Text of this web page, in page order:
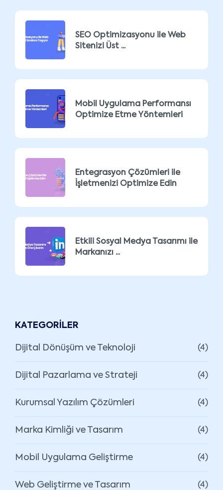
SEO Optimizasyonu ile Web
Sitenizi Üst ...
Mobil Uygulama Performansı
Optimize Etme Yöntemleri
Entegrasyon Çözümleri ile
İşletmenizi Optimize Edin
Etkili Sosyal Medya Tasarımı ile
Markanızı ...
KATEGORILER
Dijital Dönüşüm ve Teknoloji (4)
Dijital Pazarlama ve Strateji (4)
Kurumsal Yazılım Çözümleri (4)
Marka Kimliği ve Tasarım (4)
Mobil Uygulama Geliştirme (4)
Web Geliştirme ve Tasarım (4)